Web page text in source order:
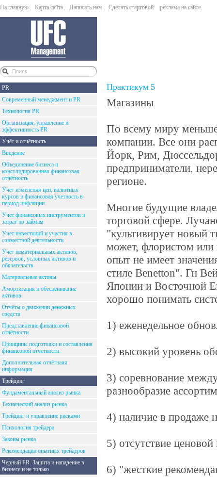
На главную Карта сайта Написать нам Сделать стартовой реклама на сайте
PR
Современный менеджмент и PR
Технология PR
Организация, управление и
эффективность PR
Учёт и отчётность
Введение
Объединение бизнеса и
консолидированная финансовая
отчётность
Учет изменения цен, валютных
курсов и финансовая учетность в
период инфляции
Учет финансовых инструментов и
затрат по займам
Учет инвестиций и участия в
совместной деятельности
Учет нематериальных активов,
резервов, условных активов и
обязательств
Материальные активы
Амортизация и обесценивание
активов
Отчёты о движении денежных
средств
Представление финансовой
отчётности
Принципы подготовки и составления
финансовой отчётности
Дополнительная отчётнаяя
информация
Трейдинг
Фундаментальный анализ рынка
Технический анализ рынка
Трейдинг и управление рисками
Психология трейдера
Законы рынка
Рекомендации опытных трейдеров
Черный PR. Защита и нападение в
бизнесе и не только
Практикум 5
Магазины
По всему миру меньше
компании. Все они
Йорк, Рим,
предприниматели,
регионе.
Многие будущие
торговой сфере.
"культивирует новый
может, флористом
опыт не имеет
стиле Benetton". Гн
Японии и Восточной
хорошо понимать
1) еженедельное
2) высокий уровень
3) соревнование
разнообразие
4) наличие в продаже
5) отсутствие
6) "жесткие